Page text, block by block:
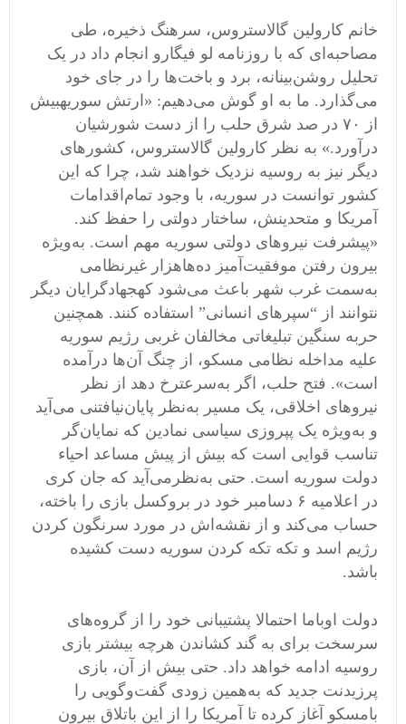
خانم کارولین گالاستروس، سرهنگ ذخیره، طی
مصاحبه ای که با روزنامه لو فیگارو انجام داد در یک
تحلیل روشنبینانه، برد و باختها را در جای خود
میگذارد. ما به او گوش میدهیم: « ارتش سوریهبیش
از ۷۰ در صد شرق حلب را از دست شورشیان
درآورد.» به نظر کارولین گالاستروس، کشور های
دیگر نیز به روسیه نزدیک خواهند شد، چرا که این
کشور توانست در سوریه، با وجود تمام اقدامات
آمریکا و متحدینش، ساختار دولتی را حفظ کند.
«پیشرفت نیروهای دولتی سوریه مهم است. بهویژه
بیرون رفتن موفقیت آمیز دههاهزار غیرنظامی
بهسمت غرب شهر باعث میشود کهجهادگرایان دیگر
نتوانند از “سپر های انسانی” استفاده کنند. همچنین
حربه سنگین تبلیغاتی مخالفان غربی رژیم سوریه
علیه مداخله نظامی مسکو، از چنگ آنها درآمده
است». فتح حلب، اگر بهسرعترخ دهد از نظر
نیروهای اخلاقی، یک مسیر بهنظر پایاننیافتنی می آید
و بهویژه یک پپروزی سیاسی نمادین که نمایانگر
تناسب قوایی است که بیش از پیش مساعد احیاء
دولت سوریه است. حتی بهنظرمی آید که جان کری
در اعلامیه ۶ دسامبر خود در بروکسل بازی را باخته،
حساب میکند و از نقشه اش در مورد سرنگون کردن
رژیم اسد و تکه تکه کردن سوریه دست کشیده
باشد.
دولت اوباما احتمالا پشتیبانی خود را از گروههای
سرسخت برای به گند کشاندن هر چه بیشتر بازی
روسیه ادامه خواهد داد. حتی بیش از آن، بازی
پرزیدنت جدید که بههمین زودی گفتوگویی را
بامسکو آغاز کرده تا آمریکا را از این باتلاق بیرون